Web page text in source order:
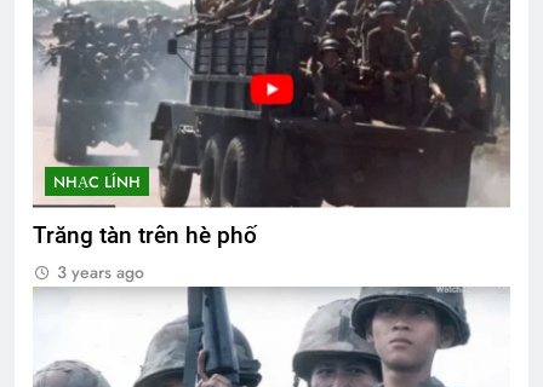
NHẠC LÍNH
Trăng tàn trên hè phố
3 years ago